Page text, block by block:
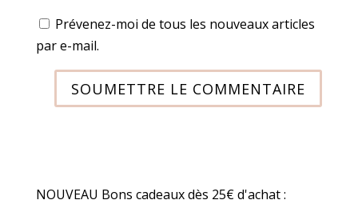
Prévenez-moi de tous les nouveaux articles
par e-mail.
SOUMETTRE LE COMMENTAIRE
NOUVEAU Bons cadeaux dès 25€ d'achat :